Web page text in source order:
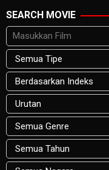
SEARCH MOVIE